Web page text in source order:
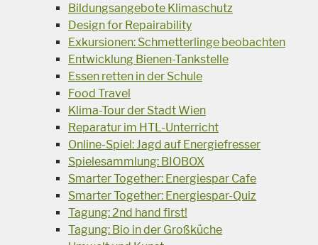
Bildungsangebote Klimaschutz
Design for Repairability
Exkursionen: Schmetterlinge beobachten
Entwicklung Bienen-Tankstelle
Essen retten in der Schule
Food Travel
Klima-Tour der Stadt Wien
Reparatur im HTL-Unterricht
Online-Spiel: Jagd auf Energiefresser
Spielesammlung: BIOBOX
Smarter Together: Energiespar Cafe
Smarter Together: Energiespar-Quiz
Tagung: 2nd hand first!
Tagung: Bio in der Großküche